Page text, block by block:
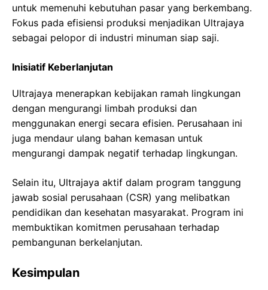
untuk memenuhi kebutuhan pasar yang berkembang.
Fokus pada efisiensi produksi menjadikan Ultrajaya
sebagai pelopor di industri minuman siap saji.
Inisiatif Keberlanjutan
Ultrajaya menerapkan kebijakan ramah lingkungan
dengan mengurangi limbah produksi dan
menggunakan energi secara efisien. Perusahaan ini
juga mendaur ulang bahan kemasan untuk
mengurangi dampak negatif terhadap lingkungan.
Selain itu, Ultrajaya aktif dalam program tanggung
jawab sosial perusahaan (CSR) yang melibatkan
pendidikan dan kesehatan masyarakat. Program ini
membuktikan komitmen perusahaan terhadap
pembangunan berkelanjutan.
Kesimpulan